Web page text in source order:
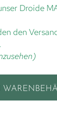
Droide
den